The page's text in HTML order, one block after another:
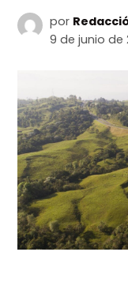
por
9 de junio de